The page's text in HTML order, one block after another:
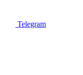
Telegram